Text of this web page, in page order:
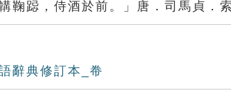
鞠跽，侍酒於前。」唐．司馬貞．
辭典修訂本_帣